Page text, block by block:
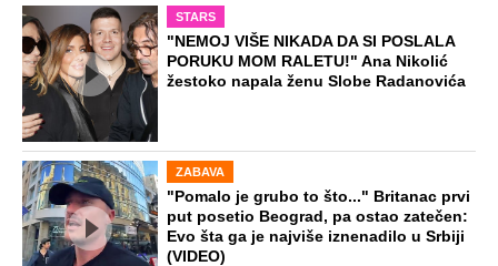
STARS
"NEMOJ VIŠE NIKADA DA SI POSLALA
PORUKU MOM RALETU!" Ana Nikolić
žestoko napala ženu Slobe Radanovića
ZABAVA
"Pomalo je grubo to što..." Britanac prvi
put posetio Beograd, pa ostao zatečen:
Evo šta ga je najviše iznenadilo u Srbiji
(VIDEO)